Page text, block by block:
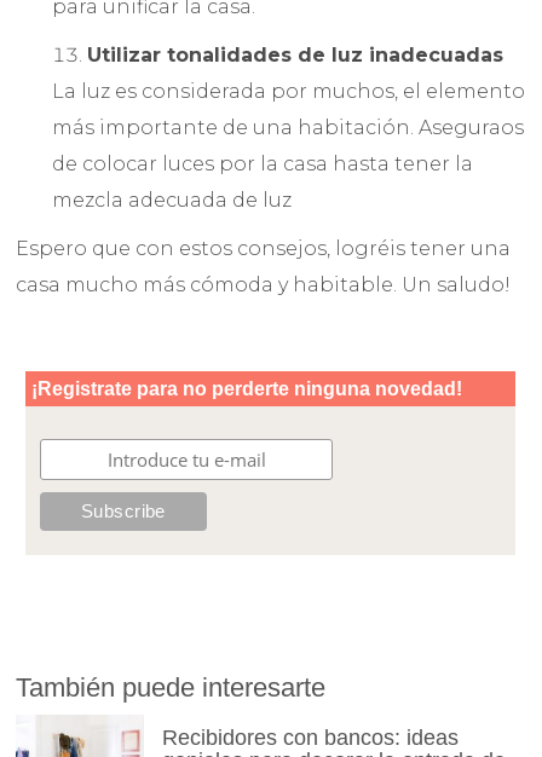
para unificar la casa.
Utilizar tonalidades de luz inadecuadas
La luz es considerada por muchos, el elemento
más importante de una habitación. Aseguraos
de colocar luces por la casa hasta tener la
mezcla adecuada de luz
Espero que con estos consejos, logréis tener una
casa mucho más cómoda y habitable. Un saludo!
También puede interesarte
Recibidores con bancos: ideas